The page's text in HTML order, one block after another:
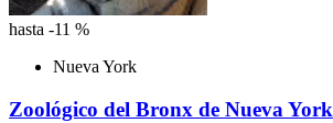
hasta -11 %
Nueva York
Zoológico del Bronx de Nueva York